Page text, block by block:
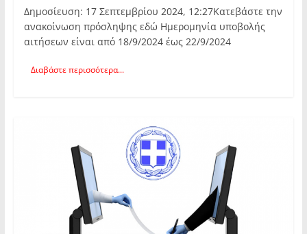
Δημοσίευση: 17 Σεπτεμβρίου 2024, 12:27Κατεβάστε την
ανακοίνωση πρόσληψης εδώ Ημερομηνία υποβολής
αιτήσεων είναι από 18/9/2024 έως 22/9/2024
Διαβάστε περισσότερα...